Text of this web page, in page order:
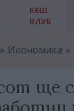
КЕШ
КЛУБ
Икономика
ще